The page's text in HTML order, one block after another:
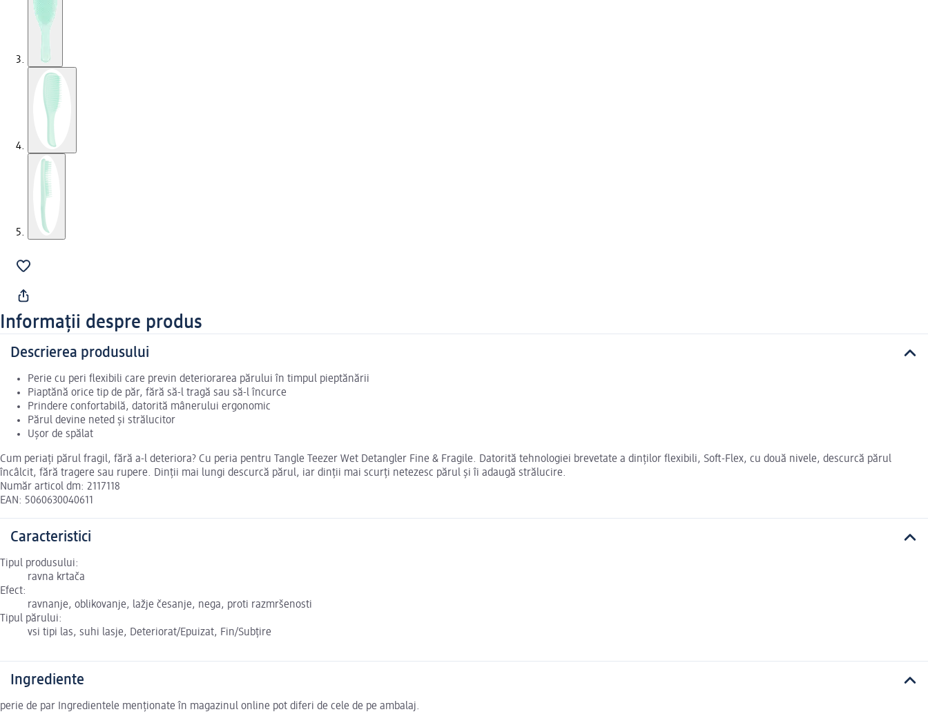
Informații despre produs
Descrierea produsului
Perie cu peri flexibili care previn deteriorarea părului în timpul pieptănării
Piaptănă orice tip de păr, fără să-l tragă sau să-l încurce
Prindere confortabilă, datorită mânerului ergonomic
Părul devine neted și strălucitor
Ușor de spălat
Cum periați părul fragil, fără a-l deteriora? Cu peria pentru Tangle Teezer Wet Detangler Fine & Fragile. Datorită tehnologiei brevetate a dinților flexibili, Soft-Flex, cu două nivele, descurcă părul
încâlcit, fără tragere sau rupere. Dinții mai lungi descurcă părul, iar dinții mai scurți netezesc părul și îi adaugă strălucire.
Număr articol dm: 2117118
EAN: 5060630040611
Caracteristici
Tipul produsului:
ravna krtača
Efect:
ravnanje, oblikovanje, lažje česanje, nega, proti razmršenosti
Tipul părului:
vsi tipi las, suhi lasje, Deteriorat/Epuizat, Fin/Subțire
Ingrediente
perie de par Ingredientele menționate în magazinul online pot diferi de cele de pe ambalaj.